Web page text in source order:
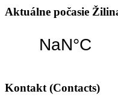
Aktuálne počasie
Kontakt (Contacts)